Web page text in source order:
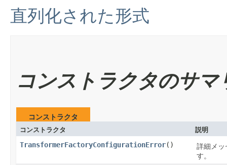
直列化された形式
コンストラクタのサマ
コンストラクタ
コンストラクタ 説明
TransformerFactoryConfigurationError()
詳細メッ
す。